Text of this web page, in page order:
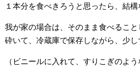
１本分を食べきろうと思ったら、結構
我が家の場合は、そのまま食べること
砕いて、冷蔵庫で保存しながら、少し
（ビニールに入れて、すりこぎのよう